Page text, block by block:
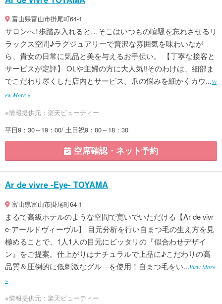
富山県富山市掛尾町64-1
サロンへ1歩踏み入れると…そこはいつもの喧騒を忘れさせるリ
ラックス空間♪ラグジュアリーで贅沢な雰囲気を味わいなが
ら、貴女の日常に気品と美を与えるお手伝い。 【丁寧な接客と
サービスが定評】 OLや主婦の方に大人気!!そのわけは、細部ま
でこだわり尽くした店内とサービス。爪の悩みを細かくカウ...Vi
ew More »
※情報提供元：楽天ビューティー
平日9：30～19：00/ 土日祝9：00～18：30
空席確認・ネット予約
Ar de vivre -Eye- TOYAMA
富山県富山市掛尾町64-1
まるで高級ホテルのような空間で寛いでいただける【Ar de vivr
e-アールドヴィーヴル】 目元分析を行い自まつ毛の生え方を見
極めることで、1人1人の目元にピッタリの『似合わせデザイ
ン』をご提案。仕上がりはナチュラルで上品に♪こだわりの高
品質＆圧倒的に低刺激なグル―を使用！自まつ毛をい...View More
»
※情報提供元：楽天ビューティー